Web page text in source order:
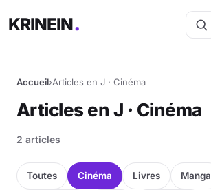
KRINEIN
Accueil›Articles en J · Cinéma
Articles en J · Cinéma
2 articles
Toutes Cinéma Livres Manga